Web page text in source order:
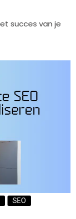
succes van je
SEO